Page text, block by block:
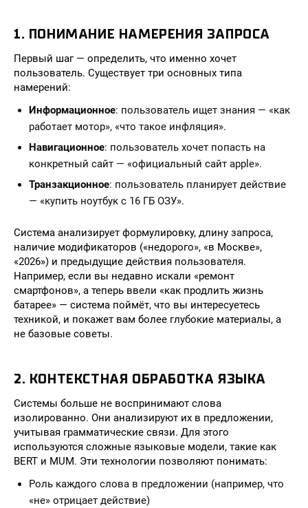
1. ПОНИМАНИЕ НАМЕРЕНИЯ ЗАПРОСА
Первый шаг — определить, что именно хочет
пользователь. Существует три основных типа
намерений:
Информационное: пользователь ищет знания — «как
работает мотор», «что такое инфляция».
Навигационное: пользователь хочет попасть на
конкретный сайт — «официальный сайт apple».
Транзакционное: пользователь планирует действие
— «купить ноутбук с 16 ГБ ОЗУ».
Система анализирует формулировку, длину запроса,
наличие модификаторов («недорого», «в Москве»,
«2026») и предыдущие действия пользователя.
Например, если вы недавно искали «ремонт
смартфонов», а теперь ввели «как продлить жизнь
батарее» — система поймёт, что вы интересуетесь
техникой, и покажет вам более глубокие материалы, а
не базовые советы.
2. КОНТЕКСТНАЯ ОБРАБОТКА ЯЗЫКА
Системы больше не воспринимают слова
изолированно. Они анализируют их в предложении,
учитывая грамматические связи. Для этого
используются сложные языковые модели, такие как
BERT и MUM. Эти технологии позволяют понимать:
Роль каждого слова в предложении (например, что
«не» отрицает действие)